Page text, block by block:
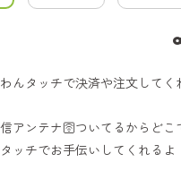
わんタッチで決済や注文して
アンテナ🛜ついてるからど
ッチでお手伝いしてくれるよ